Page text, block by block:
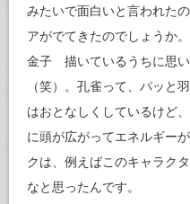
みたいで面白いと言われた
アがでてきたのでしょうか。
金子 描いているうちに思
（笑）。孔雀って、パッと
はおとなしくしているけど
に頭が広がってエネルギー
クは、例えばこのキャラク
なと思ったんです。